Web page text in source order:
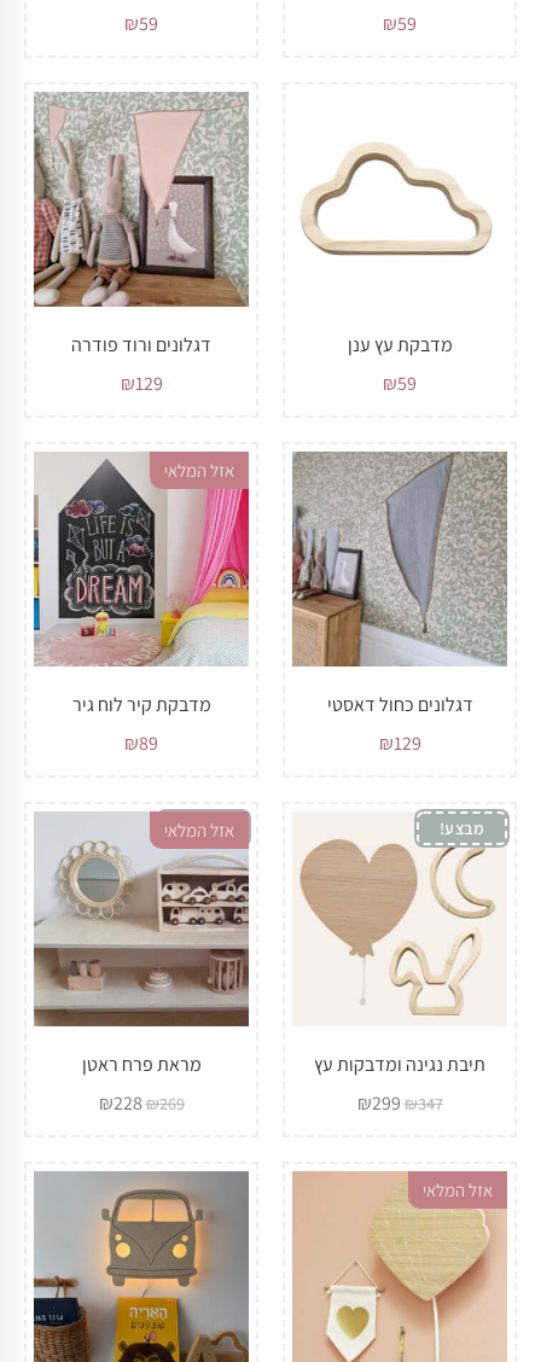
₪59
₪59
מדבקת עץ ענן
₪59
דגלונים ורוד פודרה
₪129
דגלונים כחול דאסטי
₪129
אזל המלאי
מדבקת קיר לוח גיר
₪89
מבצע!
תיבת נגינה ומדבקות עץ
₪347
₪299
אזל המלאי
מבצע!
מראת פרח ראטן
₪269
₪228
אזל המלאי